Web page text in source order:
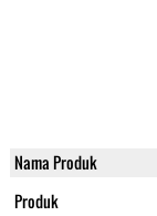
Nama Produk
Produk